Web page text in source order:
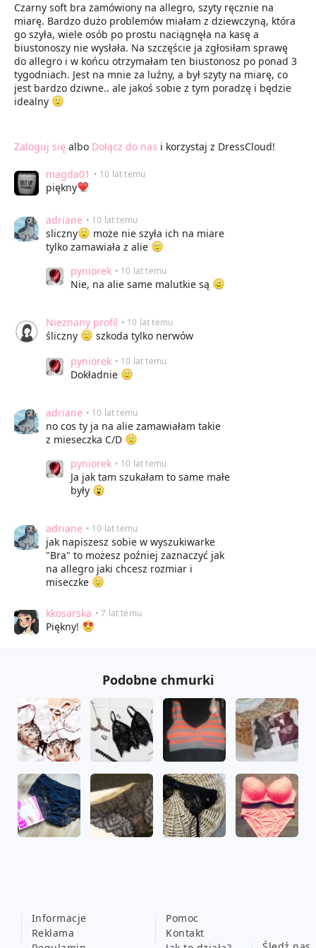
Czarny soft bra zamówiony na allegro, szyty ręcznie na
miarę. Bardzo dużo problemów miałam z dziewczyną, która
go szyła, wiele osób po prostu naciągnęła na kasę a
biustonoszy nie wysłała. Na szczęście ja zgłosiłam sprawę
do allegro i w końcu otrzymałam ten biustonosz po ponad 3
tygodniach. Jest na mnie za luźny, a był szyty na miarę, co
jest bardzo dziwne.. ale jakoś sobie z tym poradzę i będzie
idealny
Zaloguj się albo Dołącz do nas i korzystaj z DressCloud!
magda01 • 10 lat temu
piękny
adriane • 10 lat temu
sliczny
może nie szyła ich na miare
tylko zamawiała z alie
pyniorek • 10 lat temu
Nie, na alie same malutkie są
Nieznany profil • 10 lat temu
śliczny
szkoda tylko nerwów
pyniorek • 10 lat temu
Dokładnie
adriane • 10 lat temu
no cos ty ja na alie zamawiałam takie
z mieseczka C/D
pyniorek • 10 lat temu
Ja jak tam szukałam to same małe
były
adriane • 10 lat temu
jak napiszesz sobie w wyszukiwarke
"Bra" to możesz poźniej zaznaczyć jak
na allegro jaki chcesz rozmiar i
miseczke
kkosarska • 7 lat temu
Piękny!
Podobne chmurki
Informacje
Reklama
Pomoc
Kontakt